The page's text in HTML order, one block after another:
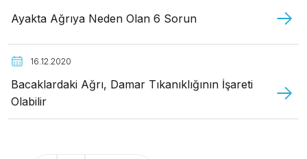
Ayakta Ağrıya Neden Olan 6 Sorun
16.12.2020
Bacaklardaki Ağrı, Damar Tıkanıklığının İşareti
Olabilir